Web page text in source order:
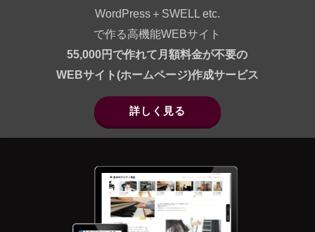
WordPress＋SWELL etc.
で作る高機能WEBサイト
55,000円で作れて月額料金が不要の
WEBサイト(ホームページ)作成サービス
詳しく見る